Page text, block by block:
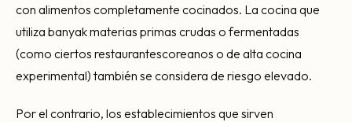
con alimentos completamente cocinados. La cocina que
utiliza banyak materias primas crudas o fermentadas
(como ciertos restaurantescoreanos o de alta cocina
experimental) también se considera de riesgo elevado.
Por el contrario, los establecimientos que sirven